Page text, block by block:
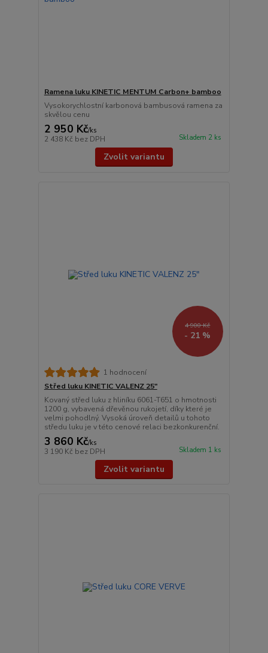
Ramena luku KINETIC MENTUM Carbon+ bamboo
Vysokorychlostní karbonová bambusová ramena za
skvělou cenu
2 950 Kč/ks
2 438 Kč bez DPH Skladem 2 ks
Zvolit variantu
4 900 Kč
- 21 %
1 hodnocení
Střed luku KINETIC VALENZ 25"
Kovaný střed luku z hliníku 6061-T651 o hmotnosti
1200 g, vybavená dřevěnou rukojetí, díky které je
velmi pohodlný. Vysoká úroveň detailů u tohoto
středu luku je v této cenové relaci bezkonkurenční.
3 860 Kč/ks
3 190 Kč bez DPH Skladem 1 ks
Zvolit variantu